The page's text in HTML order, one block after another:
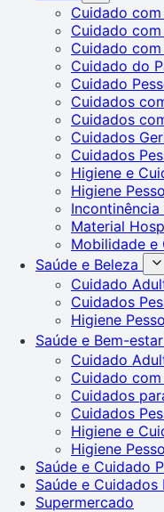
Cuidado
Cuidado
Cuidado
Cuidado do
Cuidado
Cuidados
Cuidados
Cuidados
Cuidados
Higiene e
Higiene
Incontinência
Material
Mobilidade e
Saúde e Beleza
Cuidado
Cuidados
Higiene
Saúde e Bem-estar
Cuidado
Cuidado
Cuidados
Cuidados
Higiene e
Higiene
Saúde e Cuidado
Saúde e Cuidados
Supermercado